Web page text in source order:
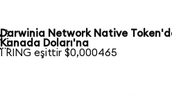
Darwinia Network Native
Kanada Doları'na
1 RING eşittir $0,000465